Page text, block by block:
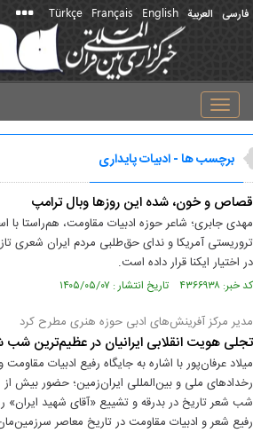
فارسی العربیة English
Français
Türkçe
Toggle
navigation
برچسب ها - ادبیات پایداری
قصاص و خون، شده این روزها وبال ترامپ
مهدی جابری؛ شاعر حوزه ادبیات مقاومت، هم‌راستا با
تروریستی آمریکا و ندای حق‌طلبی مردم ایران شعری
در اختیار ایکنا قرار داده است.
کد خبر: ۴۳۶۶۹۳۸ تاریخ انتشار : ۱۴۰۵/۰۵/۰۷
مدیر مرکز آفرینش‌های ادبی حوزه هنری مطرح کرد
تجلی هویت انقلابی ایرانیان در عظیم‌ترین شب
میلاد عرفان‌پور با اشاره به جایگاه رفیع ادبیات
شب شعر تاریخ در بدرقه و تشییع «آقای شهید ایران» را
رفیع شعر و ادبیات مقاومت در تاریخ معاصر